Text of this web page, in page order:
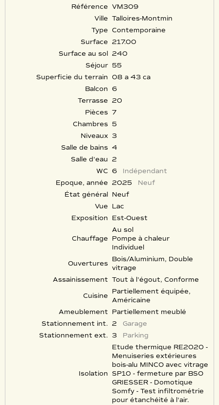
Référence VM309
Ville Talloires-Montmin
Type Contemporaine
Surface 217.00
Surface au sol
240
Séjour 55
Superficie du terrain 08 a 43 ca
Balcon 6
Terrasse 20
Pièces 7
Chambres 5
Niveaux 3
Salle de bains 4
Salle d'eau 2
WC 6 Indépendant
Epoque, année 2025 Neuf
État général
Neuf
Vue
Lac
Exposition
Est-Ouest
Chauffage
Au sol
Pompe à chaleur
Individuel
Ouvertures
Bois/Aluminium, Double
vitrage
Assainissement Tout à l'égout, Conforme
Cuisine
Partiellement équipée,
Américaine
Ameublement
Partiellement meublé
Stationnement int. 2 Garage
Stationnement ext. 3 Parking
Isolation
Etude thermique RE2020 -
Menuiseries extérieures
bois-alu MINCO avec vitrage
SP10 - fermeture par BSO
GRIESSER - Domotique
Somfy - Test infiltrométrie
pour étanchéité à l'air.